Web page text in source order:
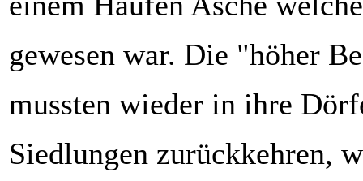
gewesen war. Die "höher
mussten wieder in ihre
Siedlungen zurückkehren,